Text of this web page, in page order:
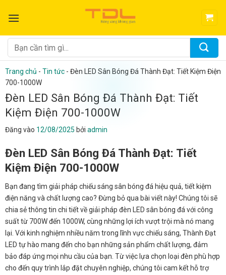
qua
dung
Tìm
kiếm:
Trang chủ - Tin tức - Đèn LED Sân Bóng Đá Thành Đạt: Tiết Kiệm Điện
700-1000W
Đèn LED Sân Bóng Đá Thành Đạt: Tiết
Kiệm Điện 700-1000W
Đăng vào 12/08/2025 bởi admin
Đèn LED Sân Bóng Đá Thành Đạt: Tiết
Kiệm Điện 700-1000W
Bạn đang tìm giải pháp chiếu sáng sân bóng đá hiệu quả, tiết kiệm
điện năng và chất lượng cao? Đừng bỏ qua bài viết này! Chúng tôi sẽ
chia sẻ thông tin chi tiết về giải pháp đèn LED sân bóng đá với công
suất từ 700W đến 1000W, cùng những lợi ích vượt trội mà nó mang
lại. Với kinh nghiệm nhiều năm trong lĩnh vực chiếu sáng, Thành Đạt
LED tự hào mang đến cho bạn những sản phẩm chất lượng, đảm
bảo đáp ứng mọi nhu cầu của bạn. Từ việc lựa chọn loại đèn phù hợp
cho đến quy trình lắp đặt chuyên nghiệp, chúng tôi cam kết hỗ trợ